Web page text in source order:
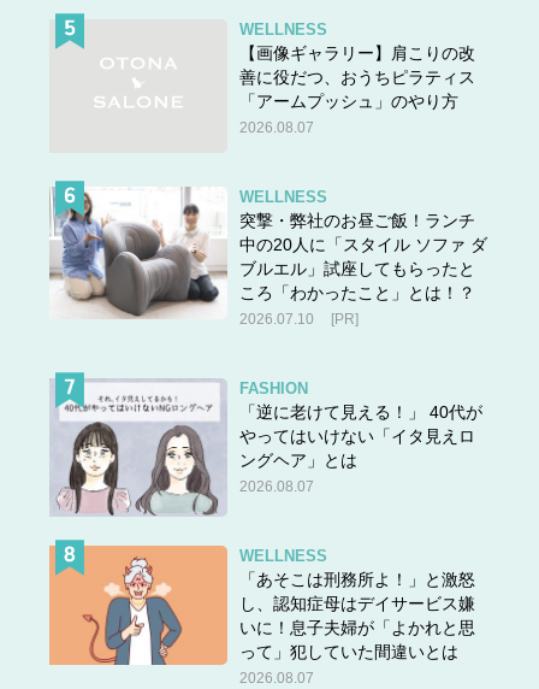
WELLNESS
【画像ギャラリー】肩こりの改
善に役だつ、おうちピラティス
「アームプッシュ」のやり方
2026.08.07
WELLNESS
突撃・弊社のお昼ご飯！ランチ
中の20人に「スタイル ソファ ダ
ブルエル」試座してもらったと
ころ「わかったこと」とは！？
2026.07.10 [PR]
FASHION
「逆に老けて見える！」 40代が
やってはいけない「イタ見えロ
ングヘア」とは
2026.08.07
WELLNESS
「あそこは刑務所よ！」と激怒
し、認知症母はデイサービス嫌
いに！息子夫婦が「よかれと思
って」犯していた間違いとは
2026.08.07